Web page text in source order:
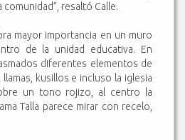
resaltó Calle.
mayor importancia en un muro
de la unidad educativa. En
diferentes elementos de
kusillos e incluso la iglesia
un tono rojizo, al centro la
Talla parece mirar con recelo,